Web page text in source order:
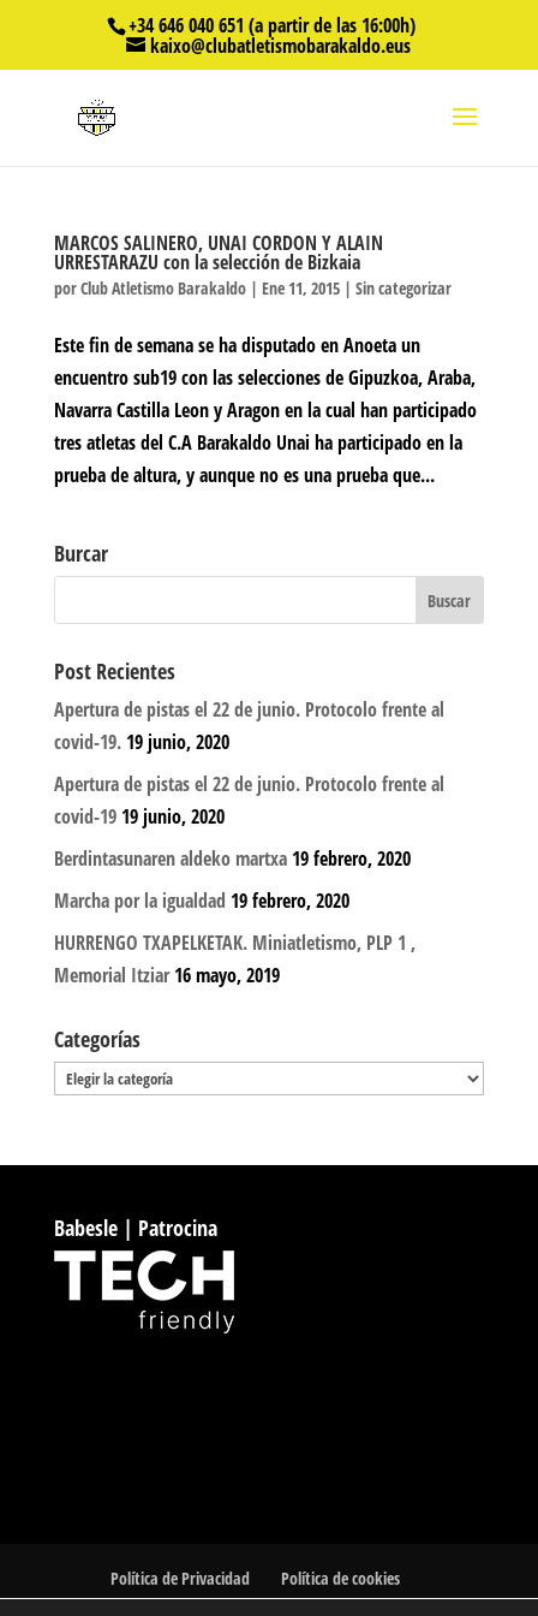
+34 646 040 651 (a partir de las 16:00h)
kaixo@clubatletismobarakaldo.eus
MARCOS SALINERO, UNAI CORDON Y ALAIN
URRESTARAZU con la selección de Bizkaia
porClub Atletismo Barakaldo| Ene 11, 2015| Sin categorizar
Este fin de semana se ha disputado en Anoeta un
encuentro sub19 con las selecciones de Gipuzkoa, Araba,
Navarra Castilla Leon y Aragon en la cual han participado
tres atletas del C.A Barakaldo Unai ha participado en la
prueba de altura, y aunque no es una prueba que...
Burcar
Post Recientes
Apertura de pistas el 22 de junio. Protocolo frente al
covid-19. 19 junio, 2020
Apertura de pistas el 22 de junio. Protocolo frente al
covid-19 19 junio, 2020
Berdintasunaren aldeko martxa 19 febrero, 2020
Marcha por la igualdad 19 febrero, 2020
HURRENGO TXAPELKETAK. Miniatletismo, PLP 1 ,
Memorial Itziar 16 mayo, 2019
Categorías
Categorías
Babesle | Patrocina
Política de Privacidad Política de cookies